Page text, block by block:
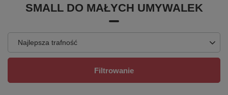
SMALL DO MAŁYCH UMYWALEK
Najlepsza trafność
Filtrowanie